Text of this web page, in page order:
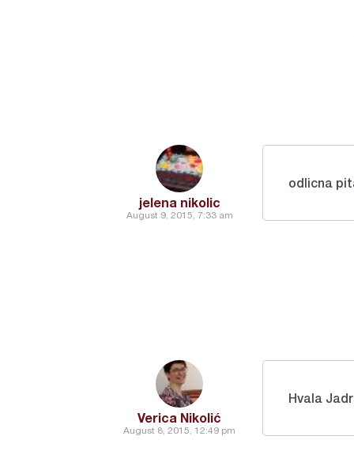
jelena nikolic
August 9, 2015, 7:33 am
odlicna
Verica Nikolić
August 8, 2015, 12:49 pm
Hvala